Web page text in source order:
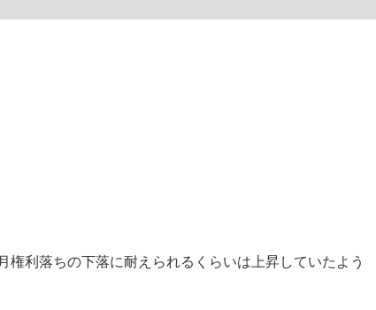
利落ちの下落に耐えられるくらいは上昇していたよう